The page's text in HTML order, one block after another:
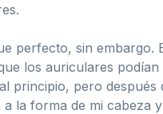
perfecto, sin embargo.
los auriculares
principio, pero después
a la forma de mi cabeza